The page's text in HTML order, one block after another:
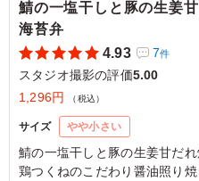
鯖の一塩干しと豚の生姜
海苔弁
4.93
7件
スタジオ撮影の評価5.00
1,296円
（税込）
サイズ やや小さい
鯖の一塩干しと豚の生姜甘だ
鶏つくねのこだわり醤油照り